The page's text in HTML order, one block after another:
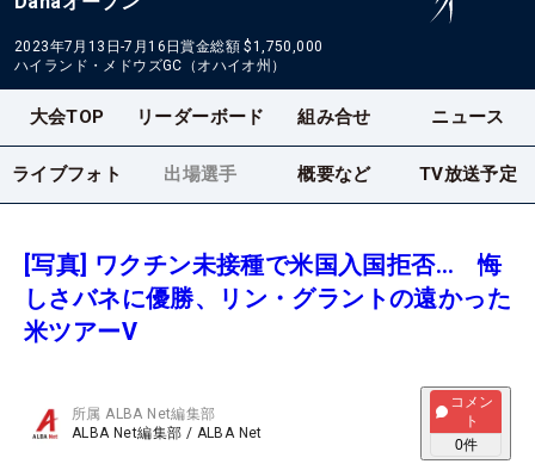
2023年7月13日-7月16日賞金総額 $1,750,000
ハイランド・メドウズGC（オハイオ州）
大会TOP リーダーボード 組み合せ ニュース
ライブフォト 出場選手 概要など TV放送予定
[写真] ワクチン未接種で米国入国拒否… 悔
しさバネに優勝、リン・グラントの遠かった
米ツアーV
所属ALBA Net編集部
ALBA Net編集部 / ALBA Net
コメン
ト
0件